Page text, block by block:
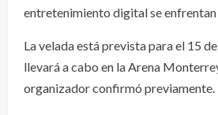
entretenimiento digital se
La velada está prevista para el 15
llevará a cabo en la Arena
organizador confirmó previamente.